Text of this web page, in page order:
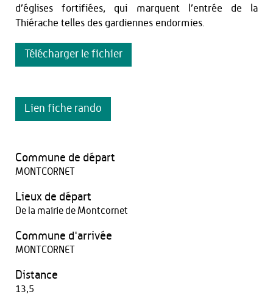
d’églises fortifiées, qui marquent l’entrée de la
Thiérache telles des gardiennes endormies.
Télécharger le fichier
Lien fiche rando
Commune de départ
MONTCORNET
Lieux de départ
De la mairie de Montcornet
Commune d'arrivée
MONTCORNET
Distance
13,5